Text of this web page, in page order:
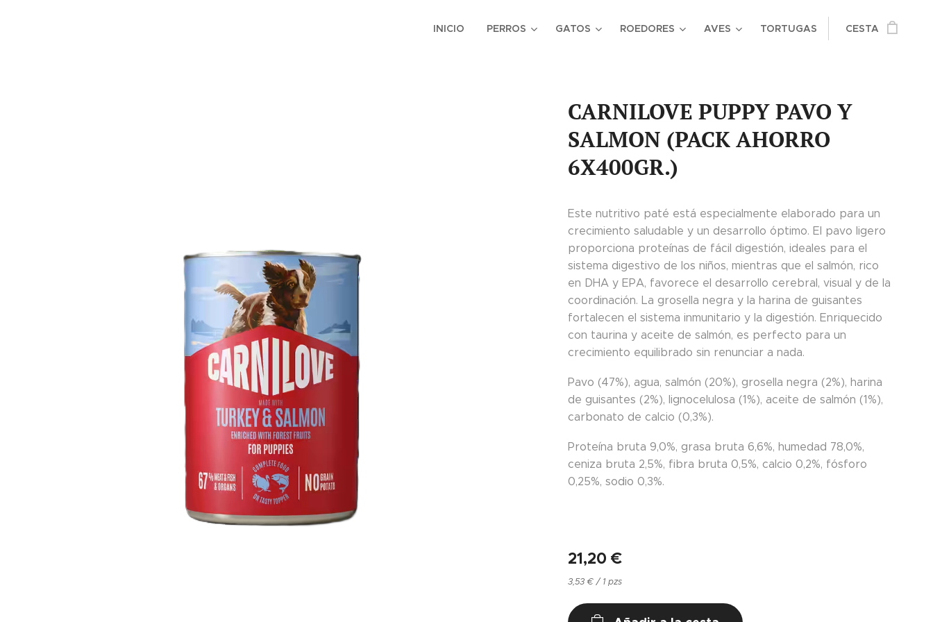
INICIO PERROS GATOS ROEDORES AVES TORTUGAS CESTA
CARNILOVE PUPPY PAVO Y
SALMON (PACK AHORRO
6X400GR.)
Este nutritivo paté está especialmente elaborado para un
crecimiento saludable y un desarrollo óptimo. El pavo ligero
proporciona proteínas de fácil digestión, ideales para el
sistema digestivo de los niños, mientras que el salmón, rico
en DHA y EPA, favorece el desarrollo cerebral, visual y de la
coordinación. La grosella negra y la harina de guisantes
fortalecen el sistema inmunitario y la digestión. Enriquecido
con taurina y aceite de salmón, es perfecto para un
crecimiento equilibrado sin renunciar a nada.
Pavo (47%), agua, salmón (20%), grosella negra (2%), harina
de guisantes (2%), lignocelulosa (1%), aceite de salmón (1%),
carbonato de calcio (0,3%).
Proteína bruta 9,0%, grasa bruta 6,6%, humedad 78,0%,
ceniza bruta 2,5%, fibra bruta 0,5%, calcio 0,2%, fósforo
0,25%, sodio 0,3%.
21,20 €
3,53 € / 1 pzs